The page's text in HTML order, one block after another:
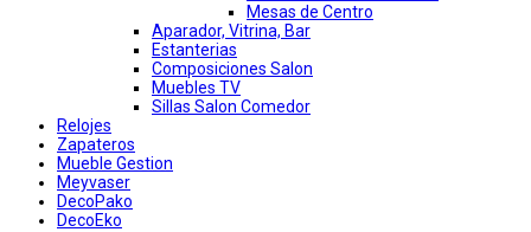
Mesas de Centro
Aparador, Vitrina, Bar
Estanterias
Composiciones Salon
Muebles TV
Sillas Salon Comedor
Relojes
Zapateros
Mueble Gestion
Meyvaser
DecoPako
DecoEko